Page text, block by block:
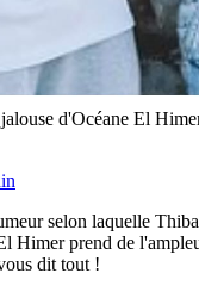
d'Océane El
selon laquelle
Himer prend de
dit tout !